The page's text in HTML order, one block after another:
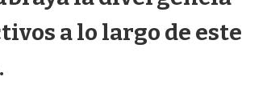
a lo largo de este